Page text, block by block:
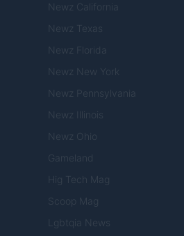
Newz California
Newz Texas
Newz Florida
Newz New York
Newz Pennsylvania
Newz Illinois
Newz Ohio
Gameland
Hig Tech Mag
Scoop Mag
Lgbtqia News